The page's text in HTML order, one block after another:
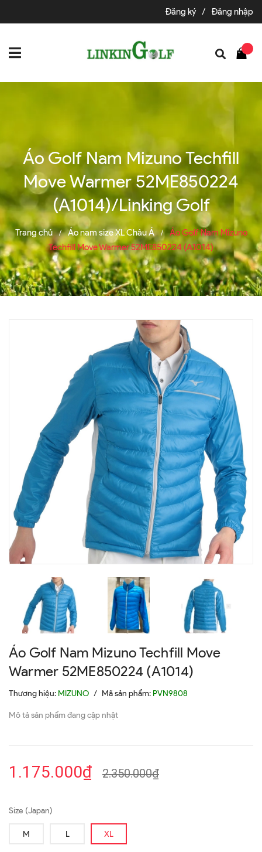
Đăng ký / Đăng nhập
Áo Golf Nam Mizuno Techfill
Move Warmer 52ME850224
(A1014)/Linking Golf
Trang chủ / Áo nam size XL Châu Á /
Áo Golf Nam Mizuno
Techfill Move Warmer 52ME850224 (A1014)
Áo Golf Nam Mizuno Techfill Move
Warmer 52ME850224 (A1014)
Thương hiệu: MIZUNO / Mã sản phẩm: PVN9808
Mô tả sản phẩm đang cập nhật
1.175.000₫ 2.350.000₫
Size (Japan)
M L XL